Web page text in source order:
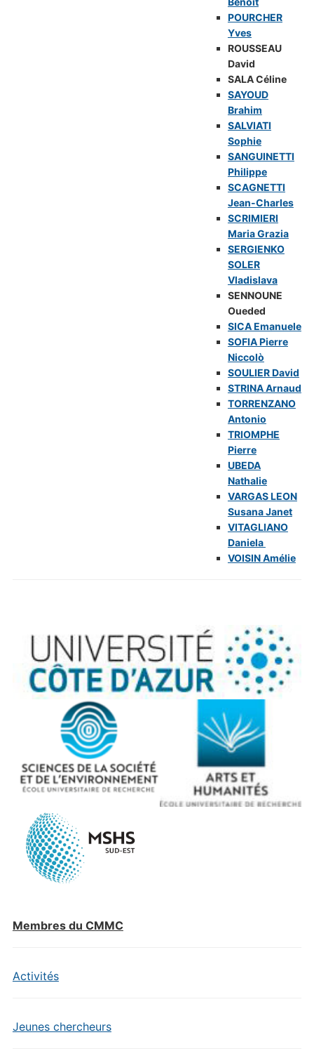
Membres du CMMC
Activités
Jeunes chercheurs
POURCHER
Yves
ROUSSEAU
David
SALA Céline
SAYOUD
Brahim
SALVIATI
Sophie
SANGUINETTI
Philippe
SCAGNETTI
Jean-Charles
SCRIMIERI
Maria Grazia
SERGIENKO
SOLER
Vladislava
SENNOUNE
Oueded
SICA Emanuele
SOFIA Pierre
Niccolò
SOULIER David
STRINA Arnaud
TORRENZANO
Antonio
TRIOMPHE
Pierre
UBEDA
Nathalie
VARGAS LEON
Susana Janet
VITAGLIANO
Daniela
VOISIN Amélie